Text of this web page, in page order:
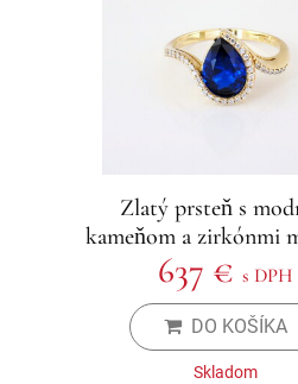
Zlatý prsteň s
kameňom a zirkónmi
637 € s DPH
DO KOŠÍKA
Skladom